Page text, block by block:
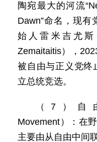
陶宛最大的河流
Dawn”命名，现有
始人雷米吉尤斯
Zemaitaitis），
被自由与正义党终
立总统竞选。
（7）自
Movement）：在
主要由从自由中间